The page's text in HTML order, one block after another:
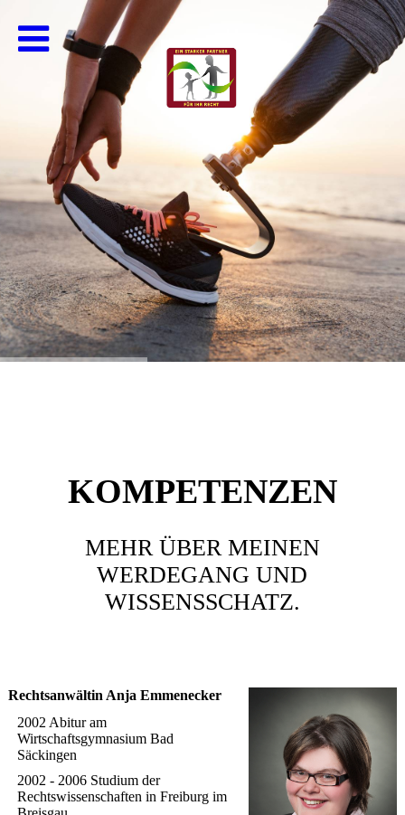
KOMPETENZEN
MEHR ÜBER MEINEN
WERDEGANG UND
WISSENSSCHATZ.
Rechtsanwältin Anja Emmenecker
2002 Abitur am
Wirtschaftsgymnasium Bad
Säckingen
2002 - 2006 Studium der
Rechtswissenschaften in Freiburg im